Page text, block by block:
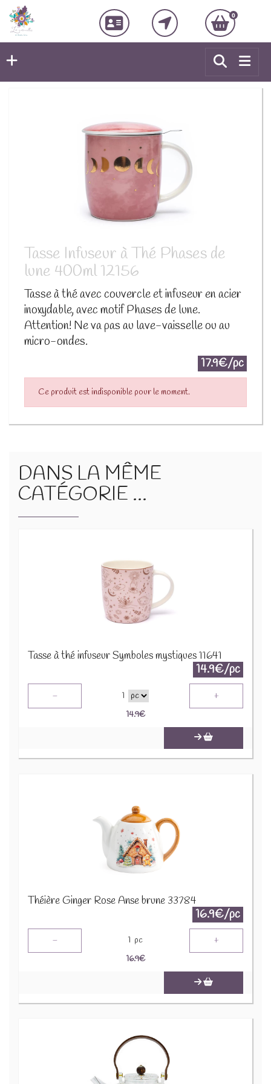
0
Tasse Infuseur à Thé Phases de
lune 400ml 12156
Tasse à thé avec couvercle et infuseur en acier
inoxydable, avec motif Phases de lune.
Attention! Ne va pas au lave-vaisselle ou au
micro-ondes.
17.9€/pc
Ce produit est indisponible pour le moment.
DANS LA MÊME
CATÉGORIE ...
Tasse à thé infuseur Symboles mystiques 11641
14.9€/pc
- 1 +
14.9€
Théière Ginger Rose Anse brune 33784
16.9€/pc
- 1 pc +
16.9€